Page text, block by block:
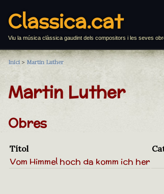
Classica.cat
Viu la música clàssica gaudint dels compositors i les seves
Inici > Martin Luther
Martin Luther
Obres
Títol
Vom Himmel hoch da komm ich her